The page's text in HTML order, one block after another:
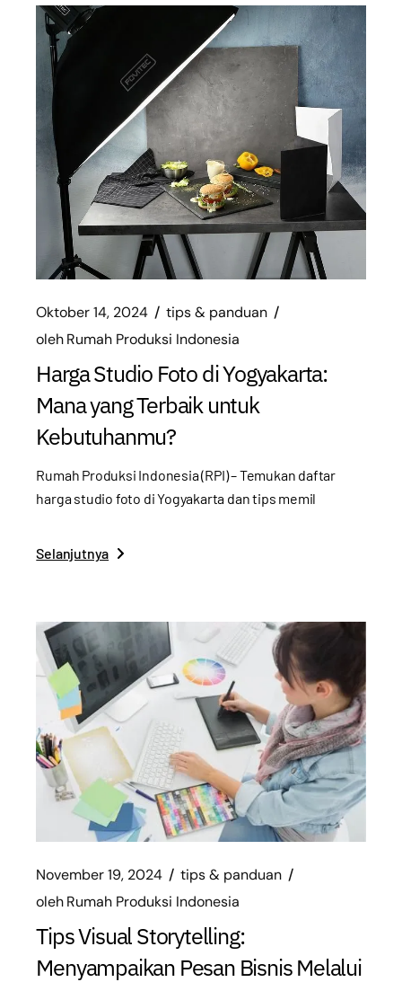
Oktober 14, 2024
tips & panduan
olehRumah Produksi Indonesia
Harga Studio Foto di Yogyakarta:
Mana yang Terbaik untuk
Kebutuhanmu?
Rumah Produksi Indonesia (RPI) – Temukan daftar
harga studio foto di Yogyakarta dan tips memil
Selanjutnya
November 19, 2024
tips & panduan
olehRumah Produksi Indonesia
Tips Visual Storytelling:
Menyampaikan Pesan Bisnis Melalui